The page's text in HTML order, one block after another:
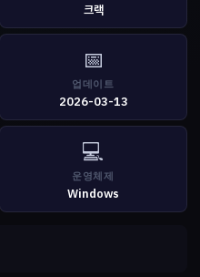
크랙
📅
업데이트
2026-03-13
💻
운영체제
Windows